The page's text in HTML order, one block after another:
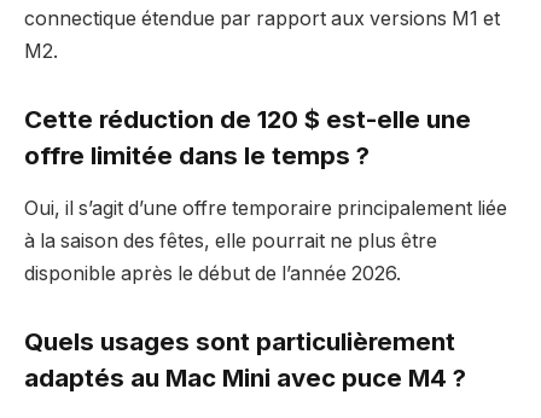
connectique étendue par rapport aux versions M1 et
M2.
Cette réduction de 120 $ est-elle une
offre limitée dans le temps ?
Oui, il s’agit d’une offre temporaire principalement liée
à la saison des fêtes, elle pourrait ne plus être
disponible après le début de l’année 2026.
Quels usages sont particulièrement
adaptés au Mac Mini avec puce M4 ?